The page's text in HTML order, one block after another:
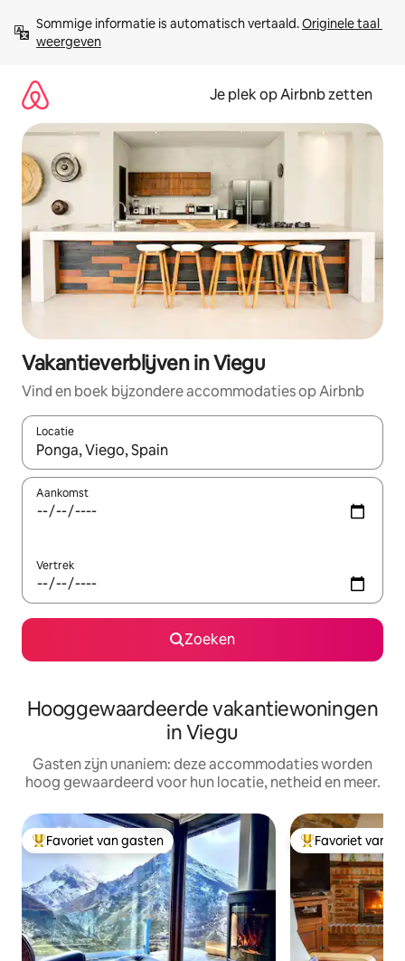
direct
naar
Sommige informatie is automatisch vertaald. Originele taal
weergeven
Je plek op Airbnb zetten
Vakantieverblijven in Viegu
Vind en boek bijzondere accommodaties op Airbnb
Locatie
Wanneer er resultaten beschikbaar zijn, maak je een keuze
Aankomst
Vertrek
Zoeken
Hooggewaardeerde vakantiewoningen
in Viegu
Gasten zijn unaniem: deze accommodaties worden
hoog gewaardeerd voor hun locatie, netheid en meer.
Topfavoriet van gasten
Favoriet van gasten Topfavoriet van
Favoriet van